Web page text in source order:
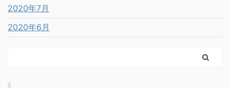
2020年7月
2020年6月